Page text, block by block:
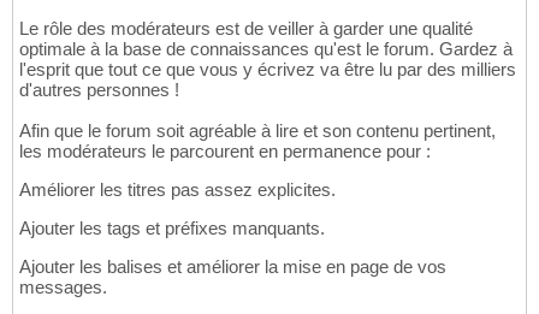
Le rôle des modérateurs est de veiller à garder une qualité
optimale à la base de connaissances qu'est le forum. Gardez à
l'esprit que tout ce que vous y écrivez va être lu par des milliers
d'autres personnes !
Afin que le forum soit agréable à lire et son contenu pertinent,
les modérateurs le parcourent en permanence pour :
Améliorer les titres pas assez explicites.
Ajouter les tags et préfixes manquants.
Ajouter les balises et améliorer la mise en page de vos
messages.